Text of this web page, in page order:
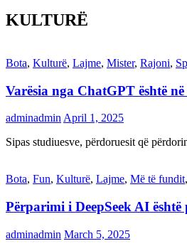
KULTURË
Bota, Kulturë, Lajme, Mister, Rajoni,
Varësia nga ChatGPT është
adminadmin April 1, 2025
Sipas studiuesve, përdoruesit që
Bota, Fun, Kulturë, Lajme, Më të fundit,
Përparimi i DeepSeek AI
adminadmin March 5, 2025